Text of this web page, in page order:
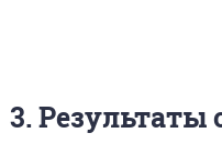
3. Результаты